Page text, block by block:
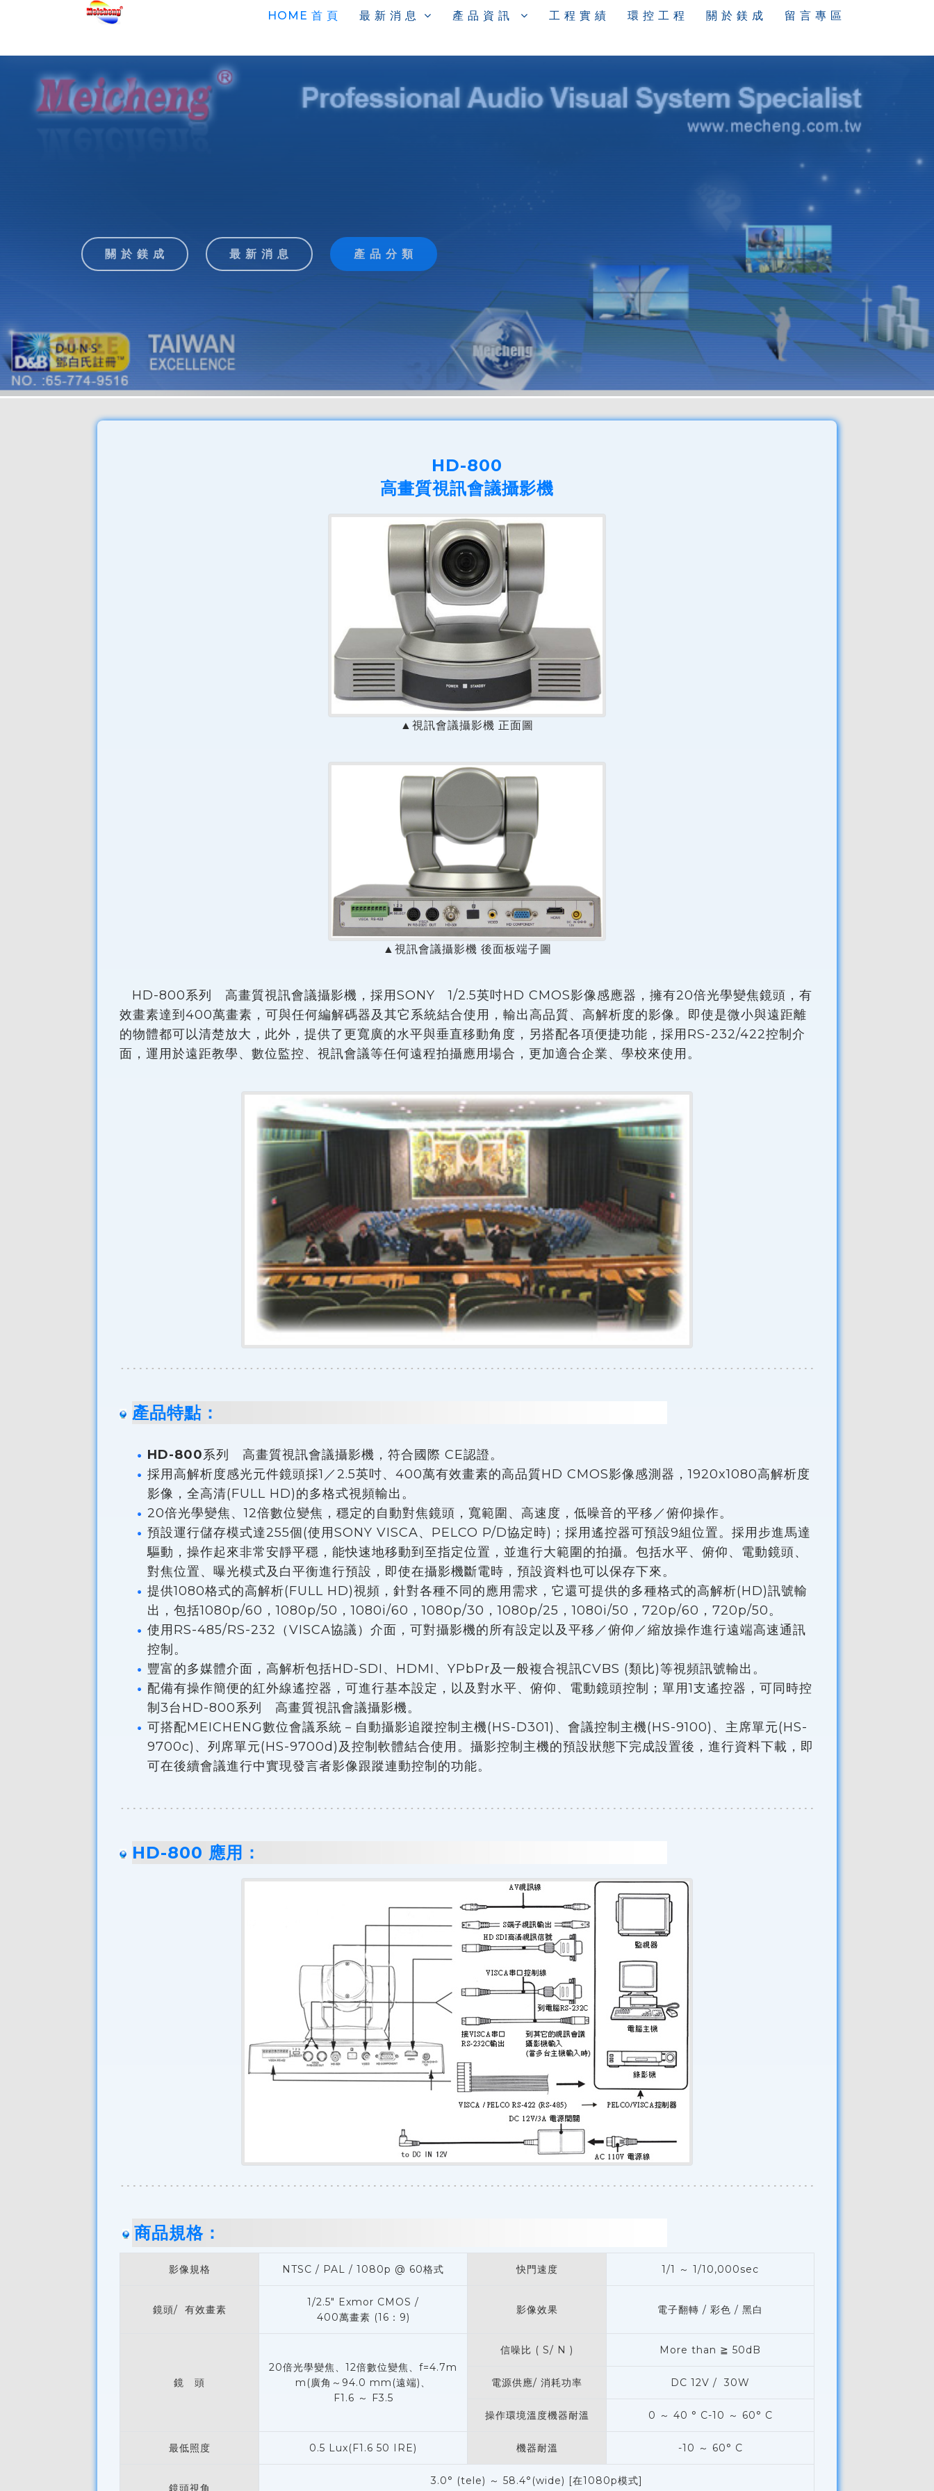
HOME 首 頁 最 新 消 息 產 品 資 訊 工 程 實 績 環 控 工 程 關 於 鎂 成 留 言 專 區
關 於 鎂 成 最 新 消 息 產 品 分 類
HD-800
高畫質視訊會議攝影機
▲視訊會議攝影機 正面圖
▲視訊會議攝影機 後面板端子圖
HD-800系列 高畫質視訊會議攝影機，採用SONY 1/2.5英吋HD CMOS影像感應器，擁有20倍光學變焦鏡頭，有
效畫素達到400萬畫素，可與任何編解碼器及其它系統結合使用，輸出高品質、高解析度的影像。即使是微小與遠距離
的物體都可以清楚放大，此外，提供了更寬廣的水平與垂直移動角度，另搭配各項便捷功能，採用RS-232/422控制介
面，運用於遠距教學、數位監控、視訊會議等任何遠程拍攝應用場合，更加適合企業、學校來使用。
產品特點：
HD-800系列 高畫質視訊會議攝影機，符合國際 CE認證。
採用高解析度感光元件鏡頭採1／2.5英吋、400萬有效畫素的高品質HD CMOS影像感測器，1920x1080高解析度
影像，全高清(FULL HD)的多格式視頻輸出。
20倍光學變焦、12倍數位變焦，穩定的自動對焦鏡頭，寬範圍、高速度，低噪音的平移／俯仰操作。
預設運行儲存模式達255個(使用SONY VISCA、PELCO P/D協定時)；採用遙控器可預設9組位置。採用步進馬達
驅動，操作起來非常安靜平穩，能快速地移動到至指定位置，並進行大範圍的拍攝。包括水平、俯仰、電動鏡頭、
對焦位置、曝光模式及白平衡進行預設，即使在攝影機斷電時，預設資料也可以保存下來。
提供1080格式的高解析(FULL HD)視頻，針對各種不同的應用需求，它還可提供的多種格式的高解析(HD)訊號輸
出，包括1080p/60，1080p/50，1080i/60，1080p/30，1080p/25，1080i/50，720p/60，720p/50。
使用RS-485/RS-232（VISCA協議）介面，可對攝影機的所有設定以及平移／俯仰／縮放操作進行遠端高速通訊
控制。
豐富的多媒體介面，高解析包括HD-SDI、HDMI、YPbPr及一般複合視訊CVBS (類比)等視頻訊號輸出。
配備有操作簡便的紅外線遙控器，可進行基本設定，以及對水平、俯仰、電動鏡頭控制；單用1支遙控器，可同時控
制3台HD-800系列 高畫質視訊會議攝影機。
可搭配MEICHENG數位會議系統－自動攝影追蹤控制主機(HS-D301)、會議控制主機(HS-9100)、主席單元(HS-
9700c)、列席單元(HS-9700d)及控制軟體結合使用。攝影控制主機的預設狀態下完成設置後，進行資料下載，即
可在後續會議進行中實現發言者影像跟蹤連動控制的功能。
HD-800 應用：
商品規格：
影像規格 NTSC / PAL / 1080p @ 60格式 快門速度 1/1 ～ 1/10,000sec
鏡頭/ 有效畫素
1/2.5" Exmor CMOS /
400萬畫素 (16：9)
影像效果 電子翻轉 / 彩色 / 黑白
鏡 頭
20倍光學變焦、12倍數位變焦、f=4.7m
m(廣角～94.0 mm(遠端)、
F1.6 ～ F3.5
信噪比 ( S/ N ) More than ≧ 50dB
電源供應/ 消耗功率 DC 12V / 30W
操作環境溫度機器耐溫 0 ～ 40 ° C-10 ～ 60° C
最低照度 0.5 Lux(F1.6 50 IRE) 機器耐溫 -10 ～ 60° C
鏡頭視角
3.0° (tele) ～ 58.4°(wide) [在1080p模式]